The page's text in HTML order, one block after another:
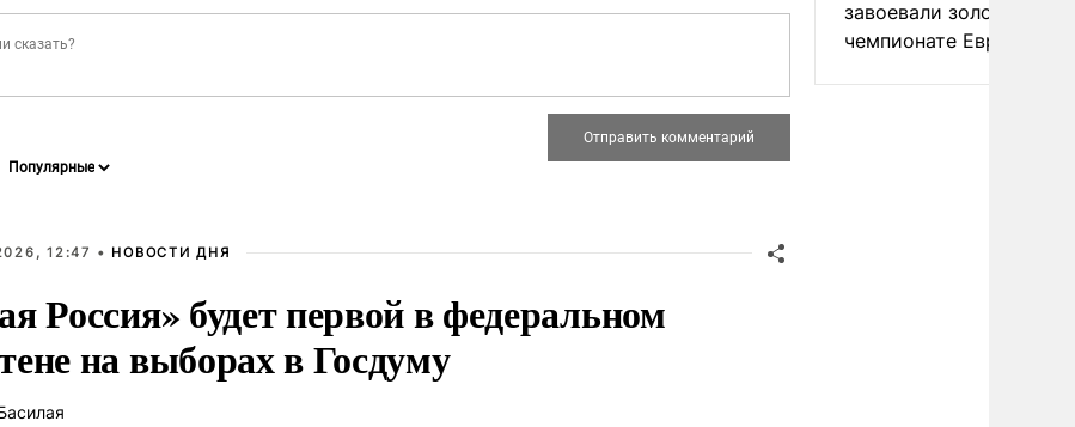
12:47 • НОВОСТИ ДНЯ
Россия» будет первой в федеральном
на выборах в Госдуму
завоевали золото на
чемпионате Европы